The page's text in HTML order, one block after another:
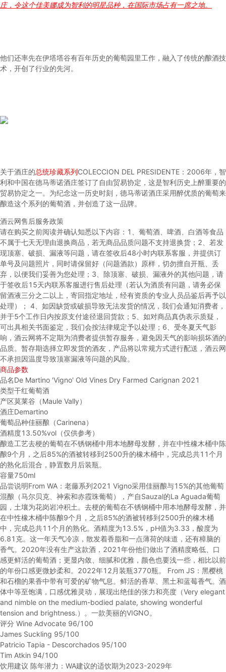
庄，令这个佳美娜成为智利的明星品种，在国际市场占有一席之地。
他们还率先在伊塔塔谷有百年历史的葡萄园里工作，融入了传统的酿酒技
术，开创了行业的先河。
关于酒庄的总统珍藏系列COLECCION DEL PRESIDENTE：2006年，智
利和中国在德马蒂诺酒庄签订了自由贸易协定，这是智利历史上醉重要的
贸易协定之一。为纪念这一历史时刻，德马蒂诺酒庄采用醉优质的葡萄来
酿造这个系列的葡萄酒，并创造了这一品牌。
酒云网售后服务政策
请在购买之前阅读并确认知悉以下内容： 1、葡萄酒、啤酒、白酒等食品
不属于七天无理由退换商品，若无商品品质问题不支持退换货； 2、若发
现顶塞、破损、漏液等问题，请在签收后48小时内联系客服，并提供订
单号及问题照片，同时请保留好（问题酒款）原样，切勿擅自开瓶、丢
弃，以便我们妥善为您处理； 3、除顶塞、破损、漏液外的其他问题，请
于签收后15天内联系客服进行售后处理（若认为酒质有问题，请务必保
留酒液三分之二以上，寄回指定地址，经有资质的专业人员品鉴后再予以
处理）； 4、如因缺货或破损导致无法发货的情况，我们会通知消费者，
并于5个工作日内按原支付途径退回货款； 5、如对商品真伪表示质疑，
可出具相关书面鉴定，我们会按法律规定予以处理； 6、受冬夏天气影
响，酒云网将不定期为消费者提供暂存服务，避免因天气的影响损坏酒的
品质。暂存期选择立即发货的酒友，产品将以常规方式进行配送，酒云网
不承担因温度导致顶塞漏液等问题的风险。
商品参数
品名De Martino 'Vigno' Old Vines Dry Farmed Carignan 2021
类型干红葡萄酒
产区莫莱谷（Maule Vally）
酒庄Demartino
葡萄品种佳丽酿（Carinena）
酒精度13.50%vol（仅供参考）
酿造工艺去梗的葡萄在不锈钢桶中用本地酵母发酵，并在中性橡木桶中陈
酿9个月，之后85%的酒被转移到2500升的橡木桶中，完成总共11个月
的熟化后混合，静置数月后装瓶。
容量750ml
品尝说明From WA：老藤系列2021 Vigno采用佳丽酿与15%的其他葡萄
混酿（马尔贝克、神索和赤霞珠葡萄），产自Sauzal的La Aguada葡萄
园，土壤为花岗岩冲积土。去梗的葡萄在不锈钢桶中用本地酵母发酵，并
在中性橡木桶中陈酿9个月，之后85%的酒被转移到2500升的橡木桶
中，完成总共11个月的熟化。酒精度为13.5%，pH值为3.33，酸度为
6.81克。这一年天气冷凉，散发着香脂和一点薄荷的味道，还有樟脑的
香气。2020年没有生产这款酒，2021年份他们做出了酒精度略低、口
感更鲜活的葡萄酒；更显内敛、细腻和优雅，颜色也要浅一些，相比以前
的年份口感更微妙柔和。2022年12月装瓶3770瓶。 From JS：黑樱桃
和石榴的果香中带有可爱的矿物气息。鲜活的香草、黑土和蓝莓香气。酒
体中等至饱满，口感优雅灵动，展现出绝佳的张力和亮度（Very elegant
and nimble on the medium-bodied palate, showing wonderful
tension and brightness.）。一款美丽的VIGNO。
评分 Wine Advocate 96/100
James Suckling 95/100
Patricio Tapia - Descorchados 95/100
Tim Atkin 94/100
饮用建议 陈年潜力：WA建议的适饮期为2023-2029年